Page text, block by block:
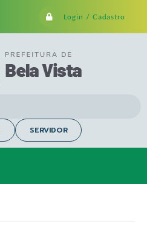
Login / Cadastro
SERVIDOR